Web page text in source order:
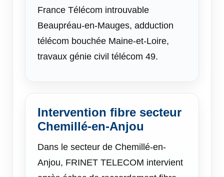
France Télécom introuvable
Beaupréau-en-Mauges, adduction
télécom bouchée Maine-et-Loire,
travaux génie civil télécom 49.
Intervention fibre secteur
Chemillé-en-Anjou
Dans le secteur de Chemillé-en-
Anjou, FRINET TELECOM intervient